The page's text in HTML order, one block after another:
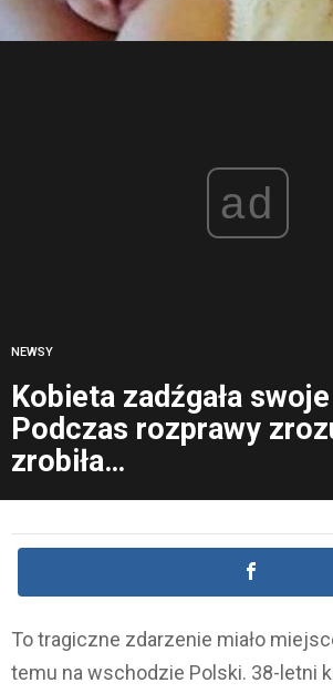
ad
NEWSY
Kobieta zadźgała
Podczas rozprawy
zrobiła…
To tragiczne zdarzenie miało
temu na wschodzie Polski. 38-letni